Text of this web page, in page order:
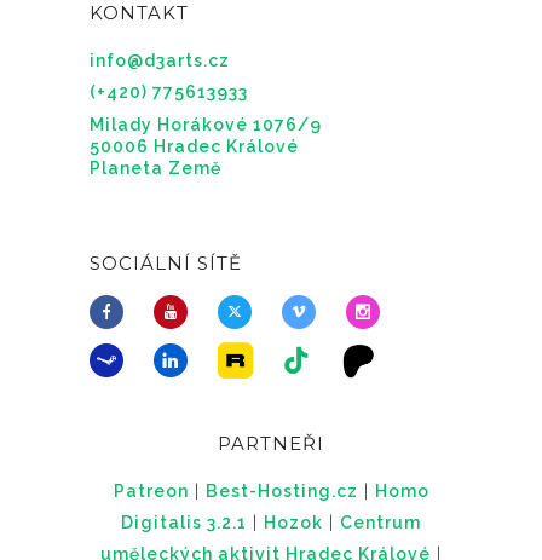
KONTAKT
info@d3arts.cz
(+420) 775613933
Milady Horákové 1076/9
50006 Hradec Králové
Planeta Země
SOCIÁLNÍ SÍTĚ
PARTNEŘI
Patreon Best-Hosting.cz
Homo
Digitalis 3.2.1
Hozok
Centrum
uměleckých aktivit Hradec Králové